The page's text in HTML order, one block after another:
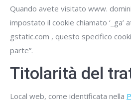
Quando avete visitato www.
impostato il cookie chiamato ‘_ga’
gstatic.com , questo specifico
parte”.
Titolarità del
Local web, come identificata nella